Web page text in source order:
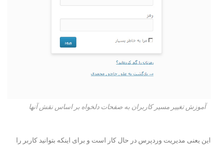
آموزش تغییر مسیر کاربران به صفحات دلخواه بر اساس نقش آنها
این یعنی مدیریت وردپرس در حال کار است و برای اینکه بتوانید کاربر را